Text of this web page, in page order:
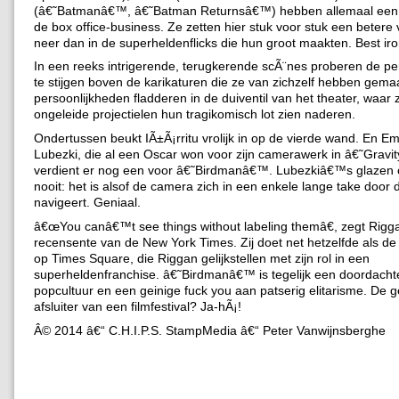
(â€˜Batmanâ€™, â€˜Batman Returnsâ€™) hebben allemaal
de box office-business. Ze zetten hier stuk voor stuk een betere
neer dan in de superheldenflicks die hun groot maakten. Best
In een reeks intrigerende, terugkerende scÃ¨nes proberen de
te stijgen boven de karikaturen die ze van zichzelf hebben
persoonlijkheden fladderen in de duiventil van het theater, waar
ongeleide projectielen hun tragikomisch lot zien naderen.
Ondertussen beukt IÃ±Ã¡rritu vrolijk in op de vierde wand. En
Lubezki, die al een Oscar won voor zijn camerawerk in
verdient er nog een voor â€˜Birdmanâ€™. Lubezkiâ€™s glazen
nooit: het is alsof de camera zich in een enkele lange take door
navigeert. Geniaal.
â€œYou canâ€™t see things without labeling themâ€, zegt
recensente van de New York Times. Zij doet net hetzelfde als
op Times Square, die Riggan gelijkstellen met zijn rol in een
superheldenfranchise. â€˜Birdmanâ€™ is tegelijk een
popcultuur en een geinige fuck you aan patserig elitarisme. De
afsluiter van een filmfestival? Ja-hÃ¡!
Â© 2014 â€“ C.H.I.P.S. StampMedia â€“ Peter Vanwijnsberghe